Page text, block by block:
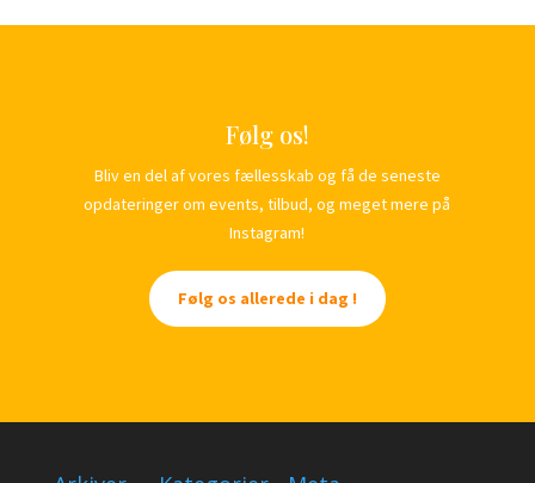
Følg os!
Bliv en del af vores fællesskab og få de seneste
opdateringer om events, tilbud, og meget mere på
Instagram!
Følg os allerede i dag !